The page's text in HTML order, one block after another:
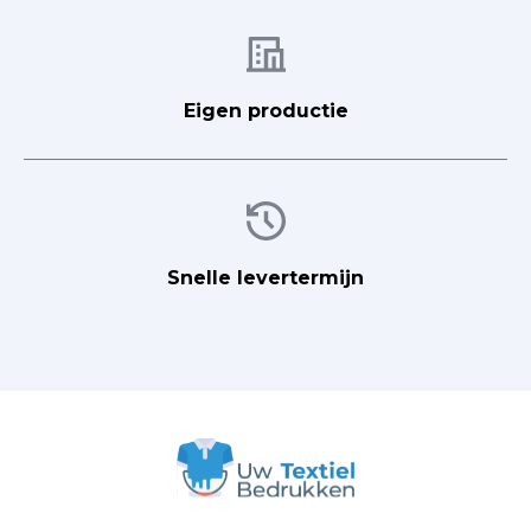
Afbeelding
Eigen productie
Afbeelding
Snelle levertermijn